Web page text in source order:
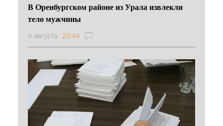
В Оренбургском районе из Урала извлекли
тело мужчины
9 августа 20:44